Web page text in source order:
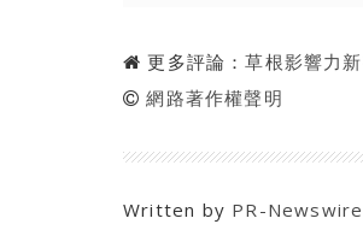
更多評論：草根影響力
網路著作權聲明
Written by PR-